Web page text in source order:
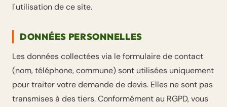
l'utilisation de ce site.
DONNÉES PERSONNELLES
Les données collectées via le formulaire de contact
(nom, téléphone, commune) sont utilisées uniquement
pour traiter votre demande de devis. Elles ne sont pas
transmises à des tiers. Conformément au RGPD, vous